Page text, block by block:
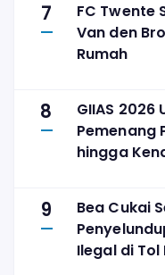
7
FC Twente
Van den
Rumah
8
GIIAS
Pemenang
hingga
9
Bea Cukai
Ilegal di